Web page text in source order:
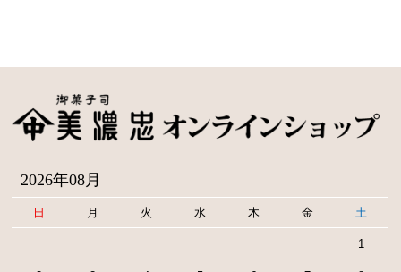
2026年08月
日 月 火 水 木 金 土
1